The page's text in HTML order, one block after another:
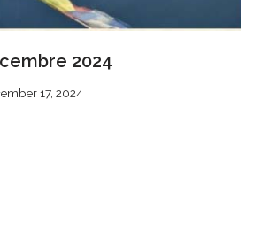
2024
17, 2024